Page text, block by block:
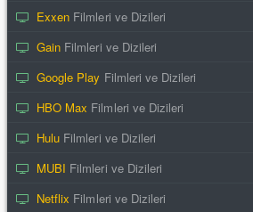
Exxen Filmleri ve Dizileri
Gain Filmleri ve Dizileri
Google Play Filmleri ve Dizileri
HBO Max Filmleri ve Dizileri
Hulu Filmleri ve Dizileri
MUBI Filmleri ve Dizileri
Netflix Filmleri ve Dizileri